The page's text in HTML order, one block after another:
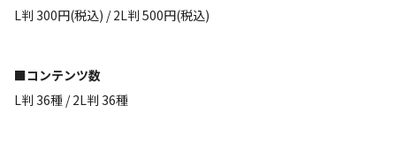
L判 300円(税込) / 2L判 500円(税込)
■コンテンツ数
L判 36種 / 2L判 36種